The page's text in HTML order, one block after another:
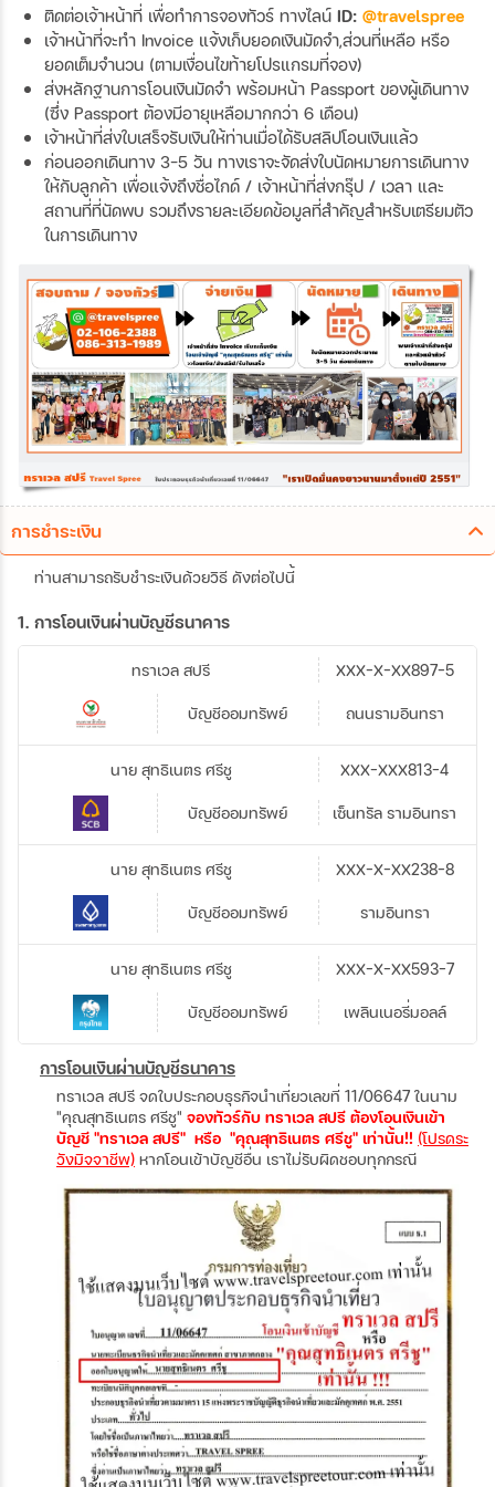
ติดต่อเจ้าหน้าที่ เพื่อทำการจองทัวร์ ทางไลน์ ID: @travelspree
เจ้าหน้าที่จะทำ Invoice แจ้งเก็บยอดเงินมัดจำ,ส่วนที่เหลือ หรือ
ยอดเต็มจำนวน (ตามเงื่อนไขท้ายโปรแกรมที่จอง)
ส่งหลักฐานการโอนเงินมัดจำ พร้อมหน้า Passport ของผู้เดินทาง
(ซึ่ง Passport ต้องมีอายุเหลือมากกว่า 6 เดือน)
เจ้าหน้าที่ส่งใบเสร็จรับเงินให้ท่านเมื่อได้รับสลิปโอนเงินแล้ว
ก่อนออกเดินทาง 3-5 วัน ทางเราจะจัดส่งใบนัดหมายการเดินทาง
ให้กับลูกค้า เพื่อแจ้งถึงชื่อไกด์ / เจ้าหน้าที่ส่งกรุ๊ป / เวลา และ
สถานที่ที่นัดพบ รวมถึงรายละเอียดข้อมูลที่สำคัญสำหรับเตรียมตัว
ในการเดินทาง
การชำระเงิน
ท่านสามารถรับชำระเงินด้วยวิธี ดังต่อไปนี้
1. การโอนเงินผ่านบัญชีธนาคาร
บัญชีออมทรัพย์
ทราเวล สปรี
ถนนรามอินทรา
XXX-X-XX897-5
บัญชีออมทรัพย์
นาย สุทธิเนตร ศรีชู
เซ็นทรัล รามอินทรา
XXX-XXX813-4
บัญชีออมทรัพย์
นาย สุทธิเนตร ศรีชู
รามอินทรา
XXX-X-XX238-8
บัญชีออมทรัพย์
นาย สุทธิเนตร ศรีชู
เพลินเนอรี่มอลล์
XXX-X-XX593-7
การโอนเงินผ่านบัญชีธนาคาร
ทราเวล สปรี จดใบประกอบธุรกิจนำเที่ยวเลขที่ 11/06647 ในนาม
"คุณสุทธิเนตร ศรีชู" จองทัวร์กับ ทราเวล สปรี ต้องโอนเงินเข้า
บัญชี "ทราเวล สปรี" หรือ "คุณสุทธิเนตร ศรีชู" เท่านั้น!! (โปรดระ
วังมิจจาชีพ) หากโอนเข้าบัญชีอื่น เราไม่รับผิดชอบทุกกรณี